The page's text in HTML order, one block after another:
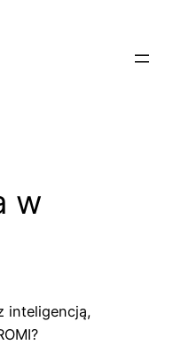
w
inteligencją,